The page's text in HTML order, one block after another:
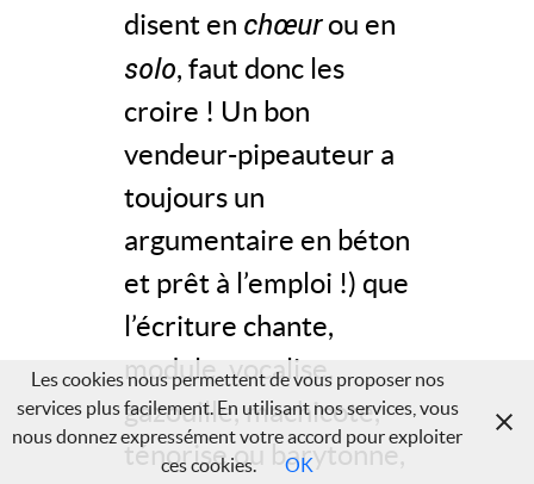
disent en chœurou en
solo, faut donc les
croire ! Un bon
vendeur-pipeauteur a
toujours un
argumentaire en béton
et prêt à l’emploi !) que
l’écriture chante,
module, vocalise,
gazouille, machicote,
ténorise ou barytonne,
Les cookies nous permettent de vous proposer nos
services plus facilement. En utilisant nos services, vous
nous donnez expressément votre accord pour exploiter
ces cookies.
OK